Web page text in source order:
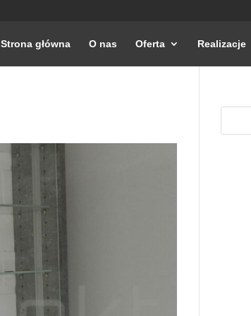
Strona główna O nas Oferta Realizacje
Szukaj: